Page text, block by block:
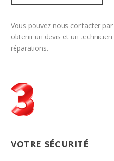
Vous pouvez nous contacter
obtenir un devis et un
réparations.
VOTRE SÉCURITÉ